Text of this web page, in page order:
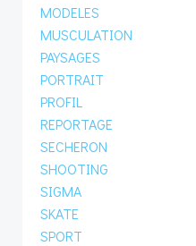
MODELES
MUSCULATION
PAYSAGES
PORTRAIT
PROFIL
REPORTAGE
SECHERON
SHOOTING
SIGMA
SKATE
SPORT